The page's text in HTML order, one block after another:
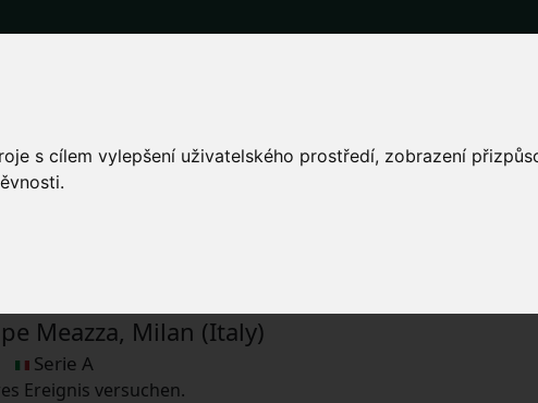
s cílem vylepšení uživatelského prostředí, zobrazení
für das Fußballspiel
Meazza, Milan (Italy)
Serie A
Ereignis versuchen.